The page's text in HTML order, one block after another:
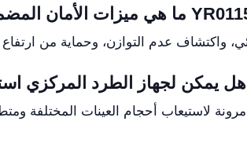
هل يمكن لجهاز الطرد المركزي